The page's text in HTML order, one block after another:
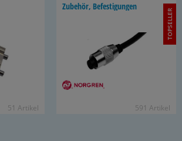
51 Ar­ti­kel
Zu­be­hör, Be­fes­ti­gun­gen
591 Ar­ti­kel
TOPSELLER